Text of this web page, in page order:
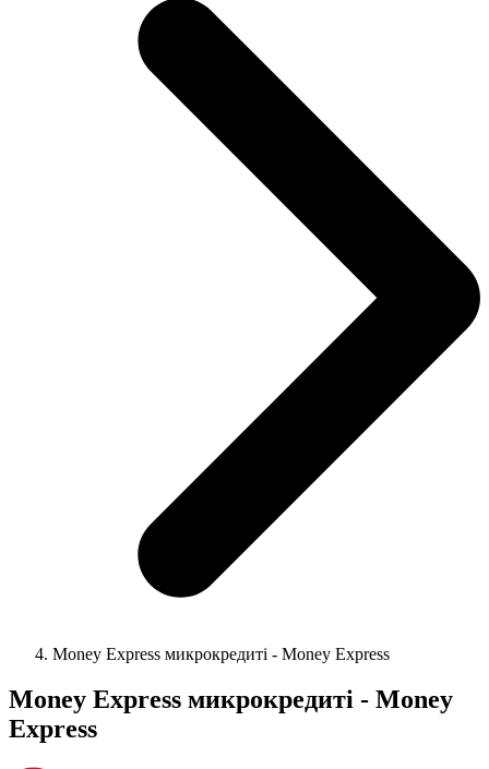
Money Express микрокредиті - Money Express
Money Express микрокредиті - Money
Express